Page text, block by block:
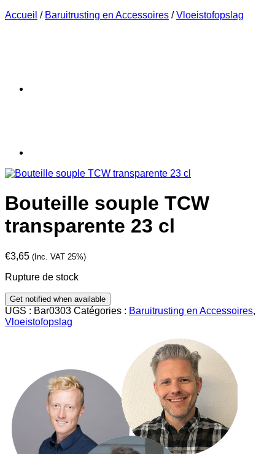
Accueil / Baruitrusting en Accessoires / Vloeistofopslag
Bouteille souple TCW
transparente 23 cl
€3,65 (Inc. VAT 25%)
Rupture de stock
UGS : Bar0303 Catégories : Baruitrusting en Accessoires,
Vloeistofopslag